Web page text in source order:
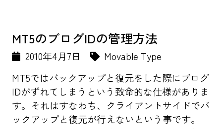
MT5のブログIDの管理方法
2010年4月7日
Movable Type
MT5ではバックアップと復元をした際にブログ
IDがずれてしまうという致命的な仕様がありま
す。それはすなわち、クライアントサイドでバ
ックアップと復元が行えないという事です。